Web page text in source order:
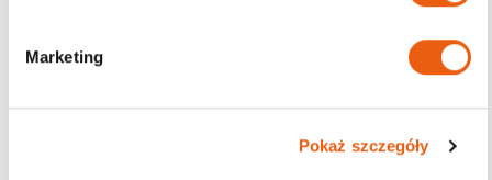
Marketing
Pokaż szczegóły